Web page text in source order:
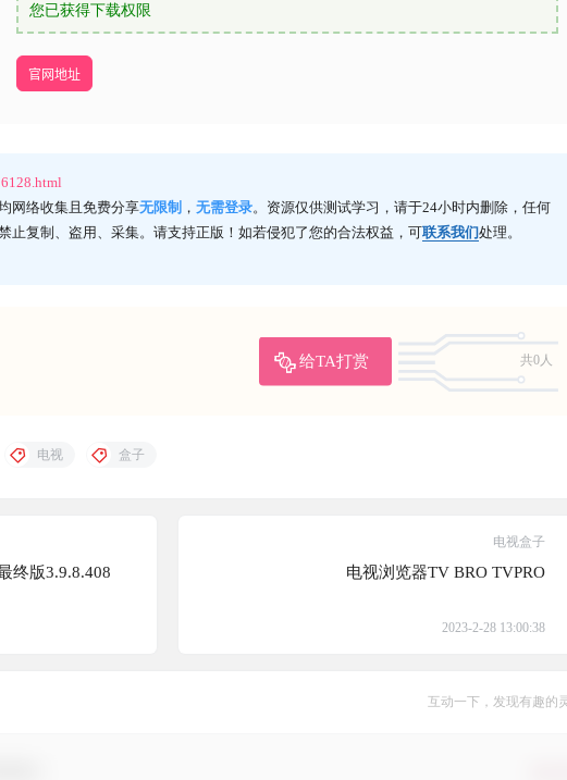
您已获得下载权限
官网地址
网络收集且免费分享无限制 ， 无需登录。资源仅供测试学习，请于24小时内删除，任何
止复制、盗用、采集。请支持正版！如若侵犯了您的合法权益，可联系我们处理。
给TA打赏
共0人
电视 盒子
终版3.9.8.408
电视盒子
电视浏览器TV BRO TVPRO
2023-2-28 13:00:38
互动一下，发现有趣的